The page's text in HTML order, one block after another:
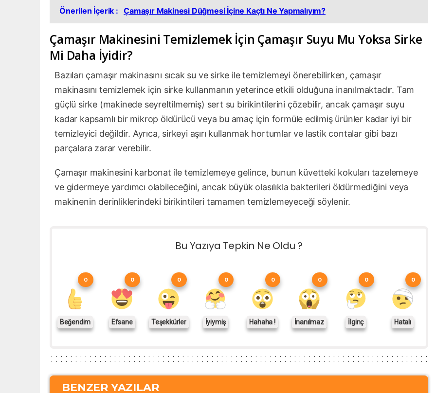
Önerilen İçerik : Çamaşır Makinesi Düğmesi İçine Kaçtı Ne Yapmalıyım?
Çamaşır Makinesini Temizlemek İçin Çamaşır Suyu Mu Yoksa Sirke
Mi Daha İyidir?
Bazıları çamaşır makinasını sıcak su ve sirke ile temizlemeyi önerebilirken, çamaşır
makinasını temizlemek için sirke kullanmanın yeterince etkili olduğuna inanılmaktadır. Tam
güçlü sirke (makinede seyreltilmemiş) sert su birikintilerini çözebilir, ancak çamaşır suyu
kadar kapsamlı bir mikrop öldürücü veya bu amaç için formüle edilmiş ürünler kadar iyi bir
temizleyici değildir. Ayrıca, sirkeyi aşırı kullanmak hortumlar ve lastik contalar gibi bazı
parçalara zarar verebilir.
Çamaşır makinesini karbonat ile temizlemeye gelince, bunun küvetteki kokuları tazelemeye
ve gidermeye yardımcı olabileceğini, ancak büyük olasılıkla bakterileri öldürmediğini veya
makinenin derinliklerindeki birikintileri tamamen temizlemeyeceği söylenir.
Bu Yazıya Tepkin Ne Oldu ?
Beğendim
0
Efsane
0
Teşekkürler
0
İyiymiş
0
Hahaha !
0
İnanılmaz
0
İlginç
0
Hatalı
0
BENZER YAZILAR